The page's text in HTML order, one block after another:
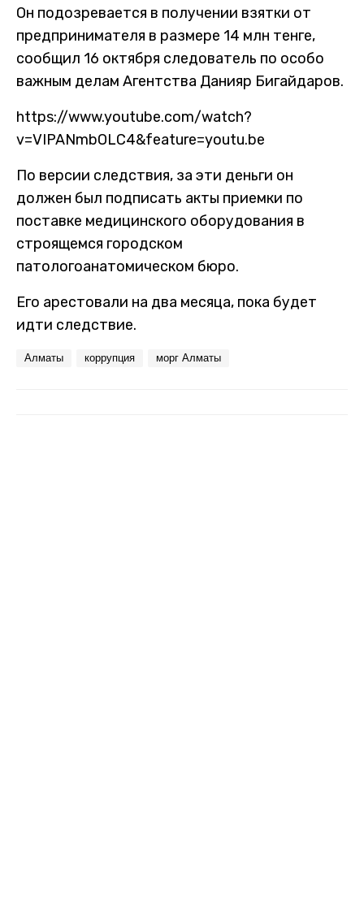
Он подозревается в получении взятки от
предпринимателя в размере 14 млн тенге,
сообщил 16 октября следователь по особо
важным делам Агентства Данияр Бигайдаров.
https://www.youtube.com/watch?
v=VIPANmbOLC4&feature=youtu.be
По версии следствия, за эти деньги он
должен был подписать акты приемки по
поставке медицинского оборудования в
строящемся городском
патологоанатомическом бюро.
Его арестовали на два месяца, пока будет
идти следствие.
Алматы коррупция морг Алматы